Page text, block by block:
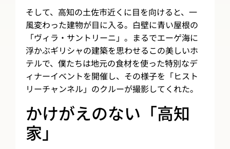
そして、高知の土佐市近くに目を向けると、一
風変わった建物が目に入る。白壁に青い屋根の
「ヴィラ・サントリーニ」。まるでエーゲ海に
浮かぶギリシャの建築を思わせるこの美しいホ
テルで、僕たちは地元の食材を使った特別なデ
ィナーイベントを開催し、その様子を「ヒスト
リーチャンネル」のクルーが撮影してくれた。
かけがえのない「高知
家」